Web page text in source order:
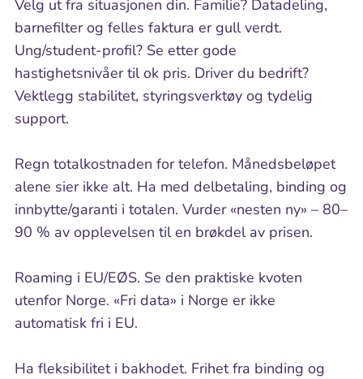
Velg ut fra situasjonen din. Familie? Datadeling,
barnefilter og felles faktura er gull verdt.
Ung/student-profil? Se etter gode
hastighetsnivåer til ok pris. Driver du bedrift?
Vektlegg stabilitet, styringsverktøy og tydelig
support.
Regn totalkostnaden for telefon. Månedsbeløpet
alene sier ikke alt. Ha med delbetaling, binding og
innbytte/garanti i totalen. Vurder «nesten ny» – 80–
90 % av opplevelsen til en brøkdel av prisen.
Roaming i EU/EØS. Se den praktiske kvoten
utenfor Norge. «Fri data» i Norge er ikke
automatisk fri i EU.
Ha fleksibilitet i bakhodet. Frihet fra binding og